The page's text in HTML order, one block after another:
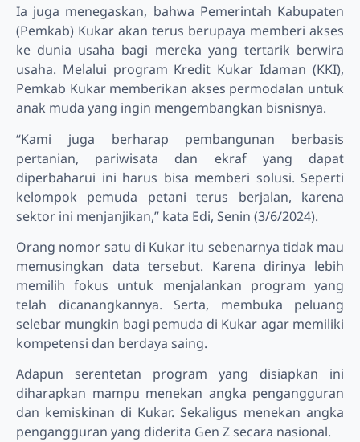
Ia juga menegaskan, bahwa Pemerintah Kabupaten
(Pemkab) Kukar akan terus berupaya memberi akses
ke dunia usaha bagi mereka yang tertarik berwira
usaha. Melalui program Kredit Kukar Idaman (KKI),
Pemkab Kukar memberikan akses permodalan untuk
anak muda yang ingin mengembangkan bisnisnya.
“Kami juga berharap pembangunan berbasis
pertanian, pariwisata dan ekraf yang dapat
diperbaharui ini harus bisa memberi solusi. Seperti
kelompok pemuda petani terus berjalan, karena
sektor ini menjanjikan,” kata Edi, Senin (3/6/2024).
Orang nomor satu di Kukar itu sebenarnya tidak mau
memusingkan data tersebut. Karena dirinya lebih
memilih fokus untuk menjalankan program yang
telah dicanangkannya. Serta, membuka peluang
selebar mungkin bagi pemuda di Kukar agar memiliki
kompetensi dan berdaya saing.
Adapun serentetan program yang disiapkan ini
diharapkan mampu menekan angka pengangguran
dan kemiskinan di Kukar. Sekaligus menekan angka
pengangguran yang diderita Gen Z secara nasional.